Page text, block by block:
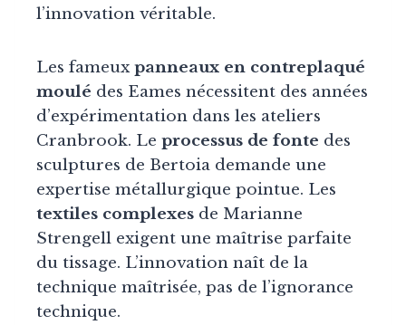
l’innovation véritable.
Les fameuxpanneaux en contreplaqué
moulé des Eames nécessitent des années
d’expérimentation dans les ateliers
Cranbrook. Le processus de fonte des
sculptures de Bertoia demande une
expertise métallurgique pointue. Les
textiles complexes de Marianne
Strengell exigent une maîtrise parfaite
du tissage. L’innovation naît de la
technique maîtrisée, pas de l’ignorance
technique.